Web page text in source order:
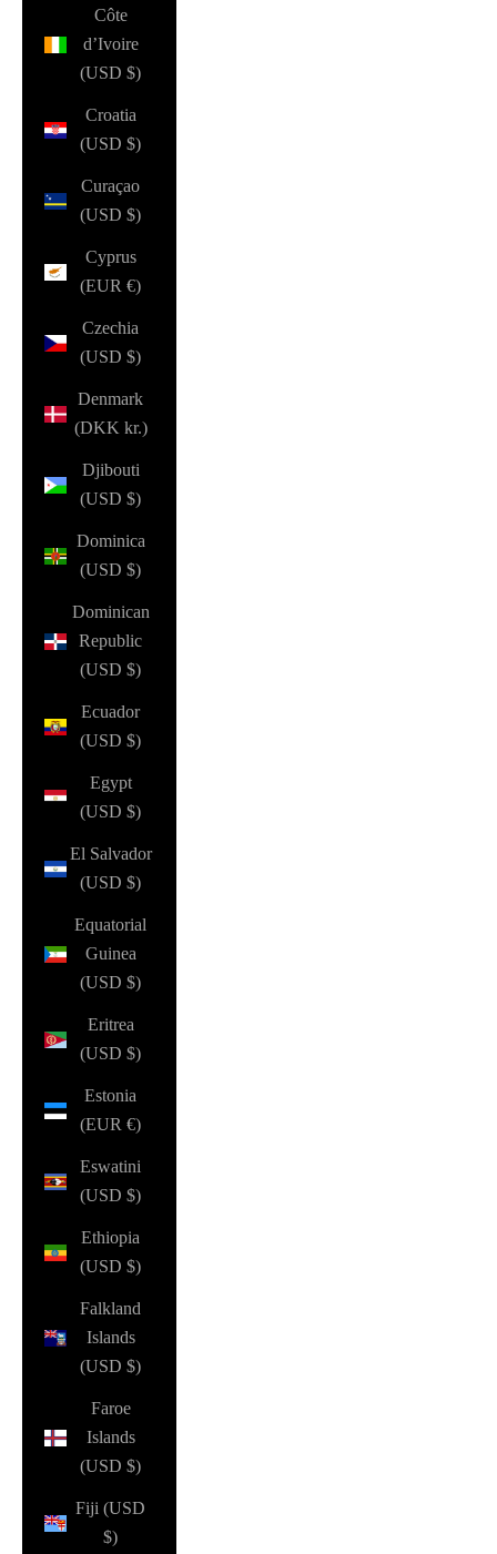
Côte
d’Ivoire
(USD $)
Croatia
(USD $)
Curaçao
(USD $)
Cyprus
(EUR €)
Czechia
(USD $)
Denmark
(DKK kr.)
Djibouti
(USD $)
Dominica
(USD $)
Dominican
Republic
(USD $)
Ecuador
(USD $)
Egypt
(USD $)
El Salvador
(USD $)
Equatorial
Guinea
(USD $)
Eritrea
(USD $)
Estonia
(EUR €)
Eswatini
(USD $)
Ethiopia
(USD $)
Falkland
Islands
(USD $)
Faroe
Islands
(USD $)
Fiji (USD
$)